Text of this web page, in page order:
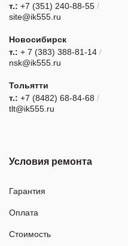
т.: +7 (351) 240-88-55 /
site@ik555.ru
Новосибирск
т.: + 7 (383) 388-81-14 /
nsk@ik555.ru
Тольятти
т.: +7 (8482) 68-84-68 /
tlt@ik555.ru
Условия ремонта
Гарантия
Оплата
Стоимость